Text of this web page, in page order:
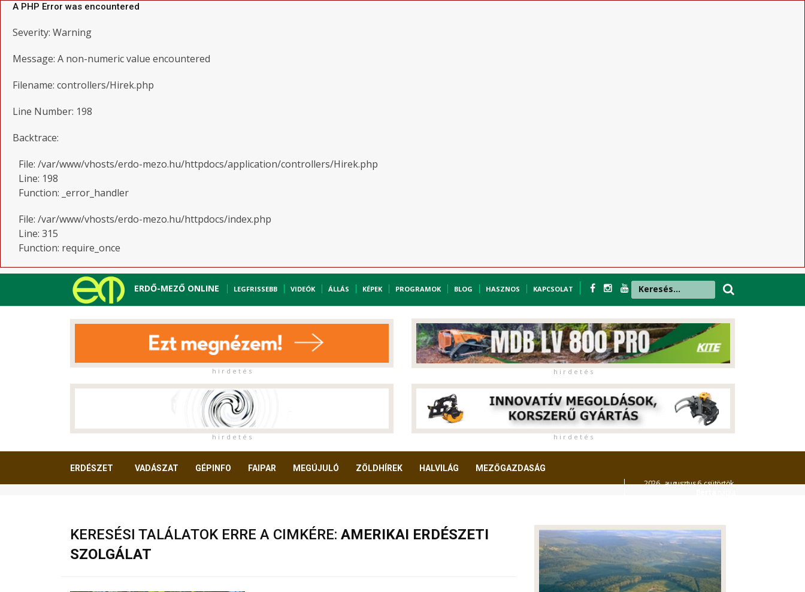
A PHP Error was encountered
Severity: Warning
Message: A non-numeric value encountered
Filename: controllers/Hirek.php
Line Number: 198
Backtrace:
File: /var/www/vhosts/erdo-mezo.hu/httpdocs/application/controllers/Hirek.php
Line: 198
Function: _error_handler
File: /var/www/vhosts/erdo-mezo.hu/httpdocs/index.php
Line: 315
Function: require_once
ERDŐ-MEZŐ ONLINE LEGFRISSEBB VIDEÓK ÁLLÁS KÉPEK PROGRAMOK BLOG HASZNOS KAPCSOLAT
h i r d e t é s h i r d e t é s
h i r d e t é s h i r d e t é s
ERDÉSZET VADÁSZAT GÉPINFO FAIPAR MEGÚJULÓ ZÖLDHÍREK HALVILÁG MEZŐGAZDASÁG
2026. augusztus 6. csütörtök,
KERESÉSI TALÁLATOK ERRE A CIMKÉRE: AMERIKAI ERDÉSZETI
SZOLGÁLAT